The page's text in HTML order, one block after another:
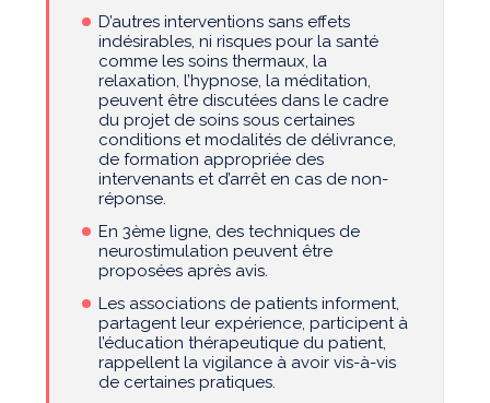
D’autres interventions sans effets
indésirables, ni risques pour la santé
comme les soins thermaux, la
relaxation, l’hypnose, la méditation,
peuvent être discutées dans le cadre
du projet de soins sous certaines
conditions et modalités de délivrance,
de formation appropriée des
intervenants et d’arrêt en cas de non-
réponse.
En 3ème ligne, des techniques de
neurostimulation peuvent être
proposées après avis.
Les associations de patients informent,
partagent leur expérience, participent à
l’éducation thérapeutique du patient,
rappellent la vigilance à avoir vis-à-vis
de certaines pratiques.